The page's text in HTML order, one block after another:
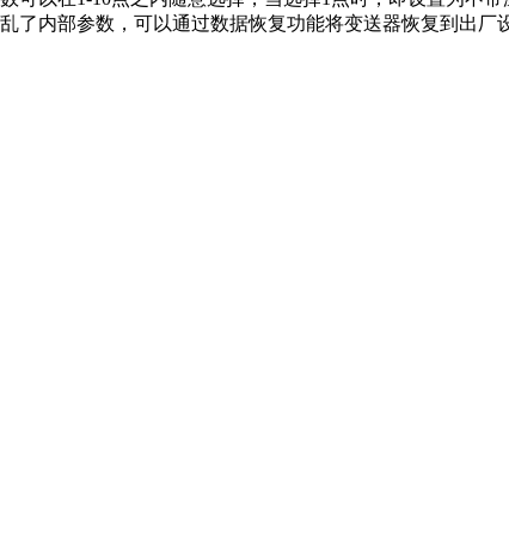
了内部参数，可以通过数据恢复功能将变送器恢复到出厂